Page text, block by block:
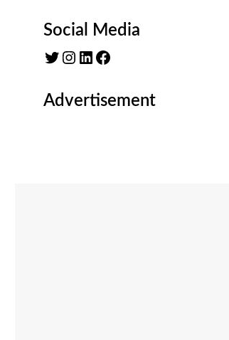
Social Media
Twitter
Instagram LinkedIn Facebook
Advertisement